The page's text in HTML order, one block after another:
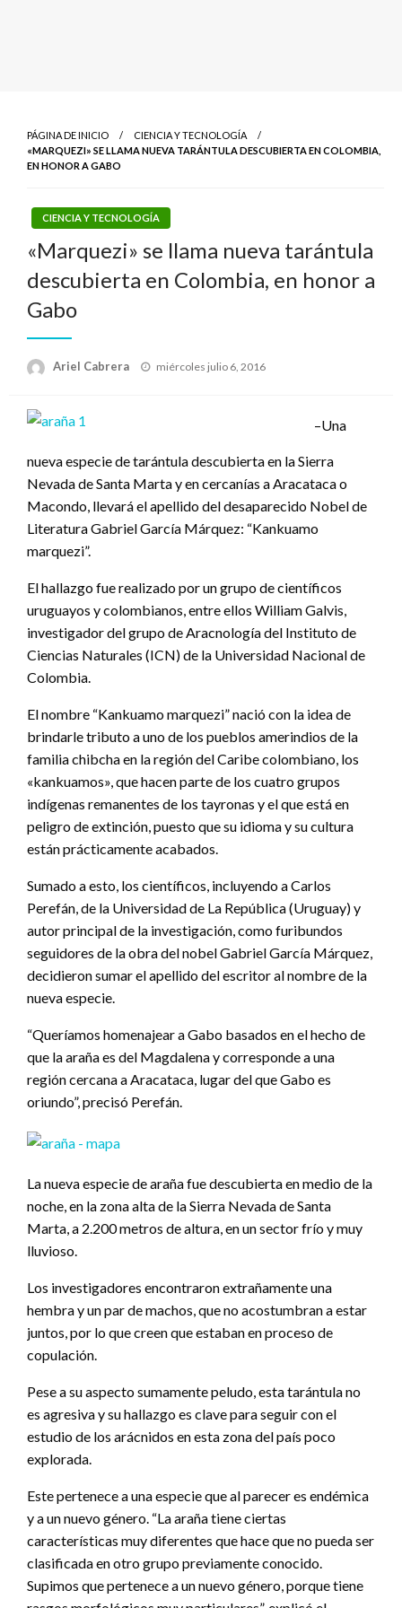
PÁGINA DE INICIO
CIENCIA Y TECNOLOGÍA
«MARQUEZI» SE LLAMA NUEVA TARÁNTULA DESCUBIERTA EN COLOMBIA,
EN HONOR A GABO
CIENCIA Y TECNOLOGÍA
«Marquezi» se llama nueva tarántula
descubierta en Colombia, en honor a
Gabo
Ariel Cabrera
Publicado
miércoles julio 6, 2016
–Una
nueva especie de tarántula descubierta en la Sierra
Nevada de Santa Marta y en cercanías a Aracataca o
Macondo, llevará el apellido del desaparecido Nobel de
Literatura Gabriel García Márquez: “Kankuamo
marquezi”.
El hallazgo fue realizado por un grupo de científicos
uruguayos y colombianos, entre ellos William Galvis,
investigador del grupo de Aracnología del Instituto de
Ciencias Naturales (ICN) de la Universidad Nacional de
Colombia.
El nombre “Kankuamo marquezi” nació con la idea de
brindarle tributo a uno de los pueblos amerindios de la
familia chibcha en la región del Caribe colombiano, los
«kankuamos», que hacen parte de los cuatro grupos
indígenas remanentes de los tayronas y el que está en
peligro de extinción, puesto que su idioma y su cultura
están prácticamente acabados.
Sumado a esto, los científicos, incluyendo a Carlos
Perefán, de la Universidad de La República (Uruguay) y
autor principal de la investigación, como furibundos
seguidores de la obra del nobel Gabriel García Márquez,
decidieron sumar el apellido del escritor al nombre de la
nueva especie.
“Queríamos homenajear a Gabo basados en el hecho de
que la araña es del Magdalena y corresponde a una
región cercana a Aracataca, lugar del que Gabo es
oriundo”, precisó Perefán.
La nueva especie de araña fue descubierta en medio de la
noche, en la zona alta de la Sierra Nevada de Santa
Marta, a 2.200 metros de altura, en un sector frío y muy
lluvioso.
Los investigadores encontraron extrañamente una
hembra y un par de machos, que no acostumbran a estar
juntos, por lo que creen que estaban en proceso de
copulación.
Pese a su aspecto sumamente peludo, esta tarántula no
es agresiva y su hallazgo es clave para seguir con el
estudio de los arácnidos en esta zona del país poco
explorada.
Este pertenece a una especie que al parecer es endémica
y a un nuevo género. “La araña tiene ciertas
características muy diferentes que hace que no pueda ser
clasificada en otro grupo previamente conocido.
Supimos que pertenece a un nuevo género, porque tiene